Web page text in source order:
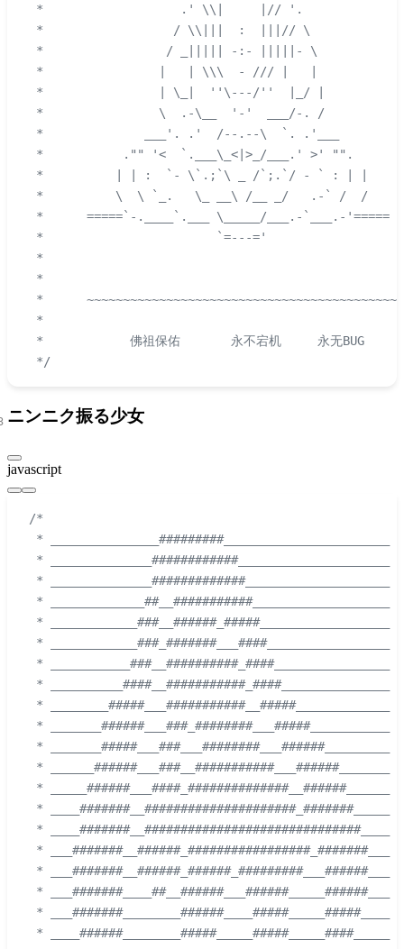
*                   .' \\|     |// '.
*                  / \\|||  :  |||// \
*                 / _||||| -:- |||||- \
*                |   | \\\  - /// |   |
*                | \_|  ''\---/''  |_/ |
*                \  .-\__  '-'  ___/-. /
*              ___'. .'  /--.--\  `. .'___
*           ."" '<  `.___\_<|>_/___.' >' "".
*          | | :  `- \`.;`\ _ /`;.`/ - ` : | |
*          \  \ `_.   \_ __\ /__ _/   .-` /  /
*      =====`-.____`.___ \_____/___.-`___.-'=====
*                        `=---='
*
*
*      ~~~~~~~~~~~~~~~~~~~~~~~~~~~~~~~~~~~~~~~~~~~
*
*            佛祖保佑       永不宕机     永无BUG
*/
ニンニク振る少女
javascript
/*
* _______________#########_______________________
* ______________############_____________________
* ______________#############____________________
* _____________##__###########___________________
* ____________###__######_#####__________________
* ____________###_#######___####_________________
* ___________###__##########_####________________
* __________####__###########_####_______________
* ________#####___###########__#####_____________
* _______######___###_########___#####___________
* _______#####___###___########___######_________
* ______######___###__###########___######_______
* _____######___####_##############__######______
* ____#######__#####################_#######_____
* ____#######__##############################____
* ___#######__######_#################_#######___
* ___#######__######_######_#########___######___
* ___#######____##__######___######_____######___
* ___#######________######____#####_____#####____
* ____######________#####_____#####_____####_____